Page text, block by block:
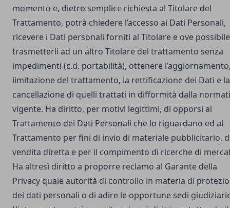
momento e, dietro semplice richiesta al Titolare del
Trattamento, potrà chiedere l’accesso ai Dati Personali,
ricevere i Dati personali forniti al Titolare e ove possibile
trasmetterli ad un altro Titolare del trattamento senza
impedimenti (c.d. portabilità), ottenere
limitazione del trattamento, la rettificazione dei Dati e la
cancellazione di quelli trattati in difformità dalla
vigente. Ha diritto, per motivi legittimi, di opporsi al
Trattamento dei Dati Personali che lo riguardano ed al
Trattamento per fini di invio di materiale pubblicitario,
vendita diretta e per il compimento di ricerche di
Ha altresì diritto a proporre reclamo al Garante della
Privacy quale autorità di controllo in materia di
dei dati personali o di adire le opportune sedi